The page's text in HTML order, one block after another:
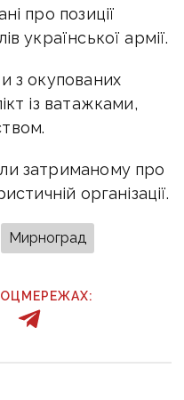
про позиції
української армії.
з окупованих
із ватажками,
затриманому про
організації.
Мирноград